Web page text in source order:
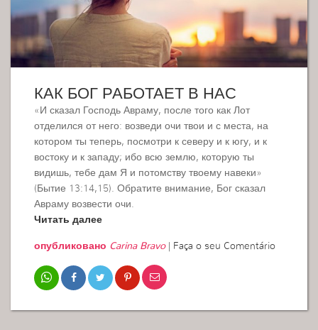
КАК БОГ РАБОТАЕТ В НАС
«И сказал Господь Авраму, после того как Лот
отделился от него: возведи очи твои и с места, на
котором ты теперь, посмотри к северу и к югу, и к
востоку и к западу; ибо всю землю, которую ты
видишь, тебе дам Я и потомству твоему навеки»
(Бытие 13:14,15). Обратите внимание, Бог сказал
Авраму возвести очи.
Читать далее
опубликовано Carina Bravo| Faça o seu Comentário